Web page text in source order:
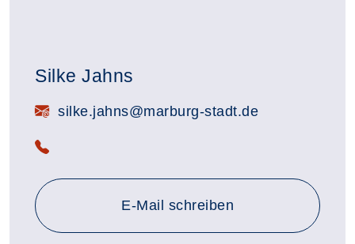
Silke Jahns
E-Mail:silke.jahns@marburg-stadt.de
Telefon:
E-Mail schreiben